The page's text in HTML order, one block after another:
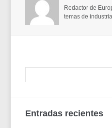
Redactor de
temas de industria.
Entradas recientes